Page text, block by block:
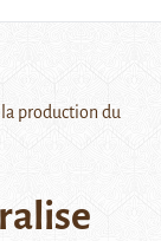
production du